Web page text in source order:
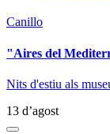
Canillo
"Aires del
Nits d'estiu als
13 d’agost